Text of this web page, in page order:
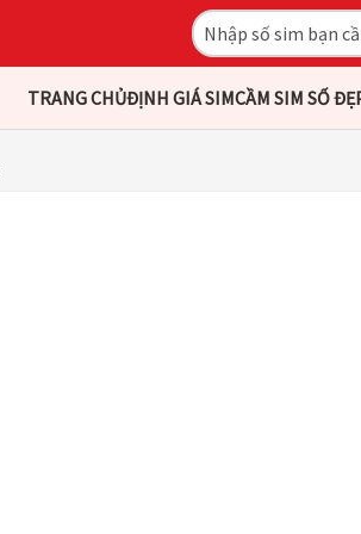
TRANG CHỦĐỊNH GIÁ SIMCẦM SIM SỐ